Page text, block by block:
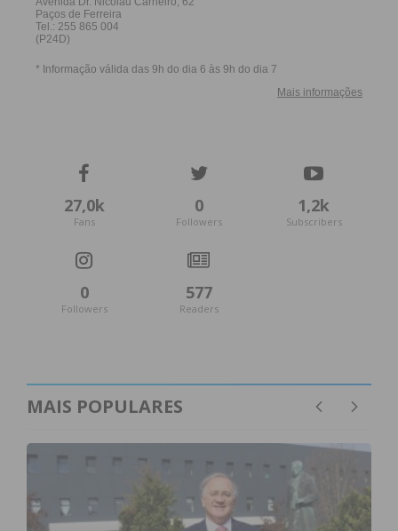
27,0k
Fans
0
Followers
1,2k
Subscribers
0
Followers
577
Readers
MAIS POPULARES